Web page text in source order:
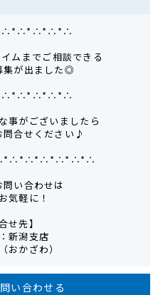
ムまでご相談できる
集が出ました◎
事がございましたら
問合せください♪
い合わせは
気軽に！
せ先】
新潟支店
おかざわ）
い合わせる